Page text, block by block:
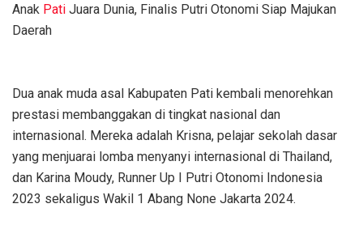
Anak Pati Juara Dunia, Finalis Putri Otonomi Siap Majukan
Daerah
Dua anak muda asal Kabupaten Pati kembali menorehkan
prestasi membanggakan di tingkat nasional dan
internasional. Mereka adalah Krisna, pelajar sekolah dasar
yang menjuarai lomba menyanyi internasional di Thailand,
dan Karina Moudy, Runner Up I Putri Otonomi Indonesia
2023 sekaligus Wakil 1 Abang None Jakarta 2024.